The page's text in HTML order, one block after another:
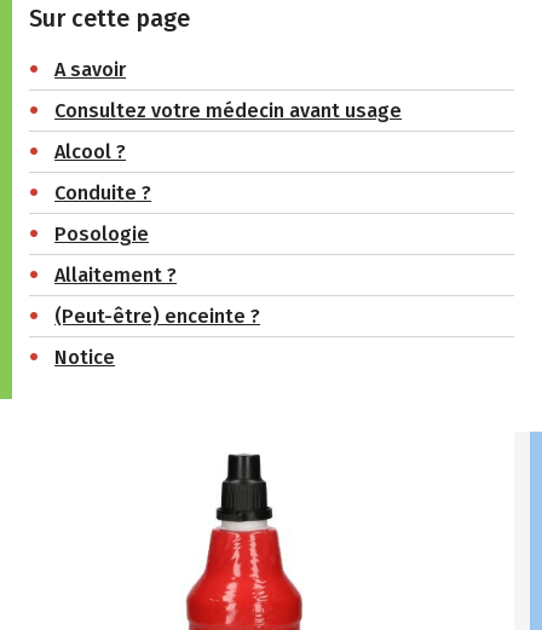
Sur cette page
A savoir
Consultez votre médecin avant usage
Alcool ?
Conduite ?
Posologie
Allaitement ?
(Peut-être) enceinte ?
Notice